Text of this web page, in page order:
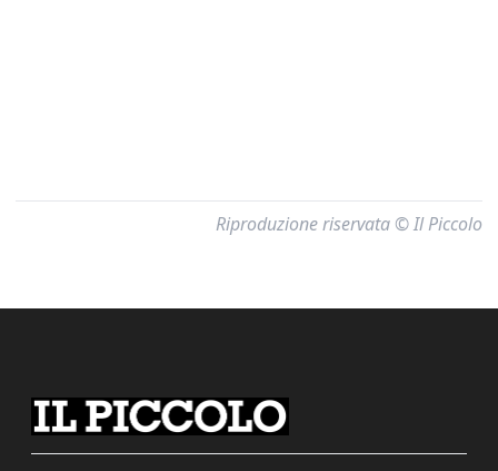
Riproduzione riservata © Il Piccolo